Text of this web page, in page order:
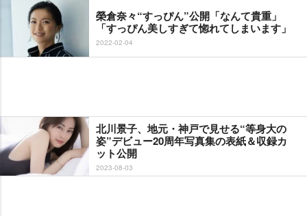
榮倉奈々“すっぴん”公開「なんて貴重」
「すっぴん美しすぎて惚れてしまいます」
2022-02-04
北川景子、地元・神戸で見せる“等身大の
姿”デビュー20周年写真集の表紙＆収録カ
ット公開
2023-08-03